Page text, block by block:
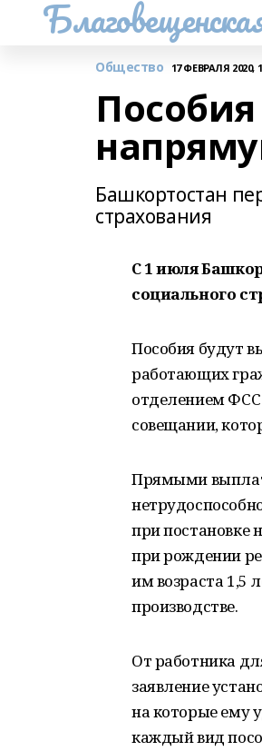
Общество 17 ФЕВРАЛЯ 2020,
Башкортостан
страхования
С 1 июля
социального
Пособия будут
работающих
отделением
совещании,
Прямыми
при постановке
при рождении
им возраста 1,5
производстве.
От работника
заявление
на которые ему
каждый вид